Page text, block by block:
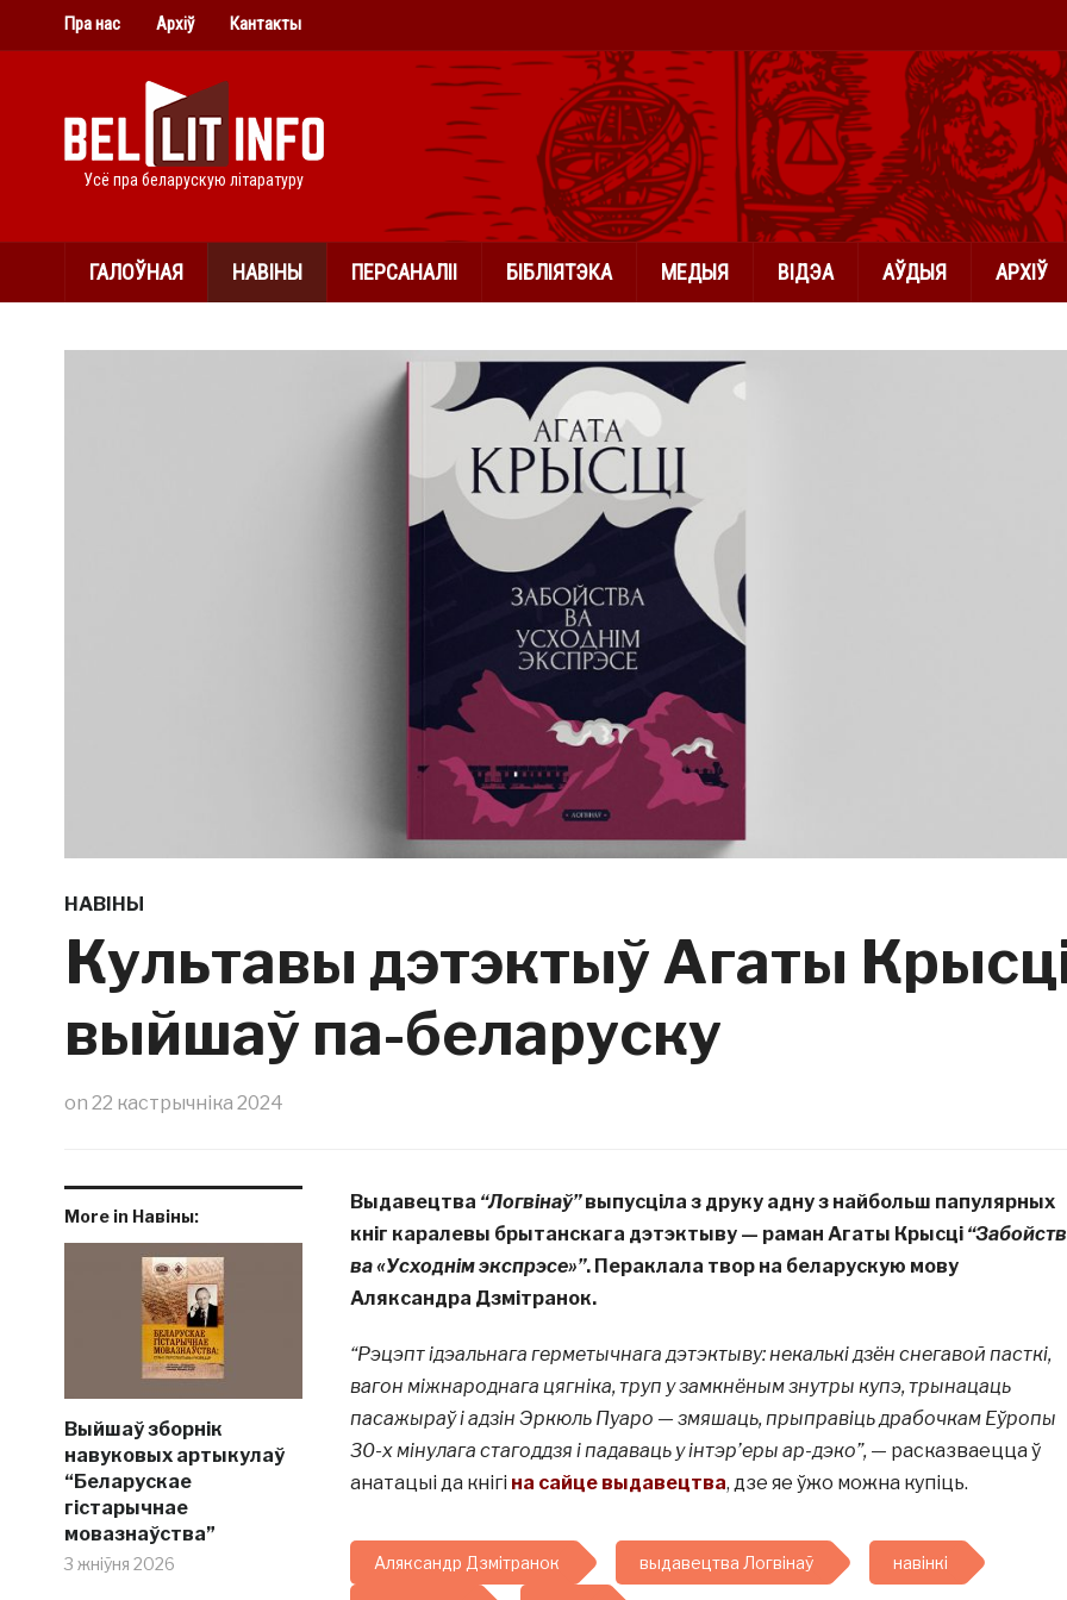
Пра нас Архіў Кантакты
Усё пра беларускую літаратуру
ГАЛОЎНАЯ НАВІНЫ ПЕРСАНАЛІІ БІБЛІЯТЭКА МЕДЫЯ ВІДЭА АЎДЫЯ АРХІЎ
НАВІНЫ
Культавы дэтэктыў Агаты
выйшаў па-беларуску
on 22 кастрычніка 2024
More in Навіны:
Выйшаў зборнік
навуковых артыкулаў
“Беларускае
гістарычнае
мовазнаўства”
3 жніўня 2026
Выдавецтва “Логвінаў”выпусціла з друку адну з найбольш папулярных
кніг каралевы брытанскага дэтэктыву — раман Агаты Крысці
ва «Усходнім экспрэсе»”. Пераклала твор на беларускую мову
Аляксандра Дзмітранок.
“Рэцэпт ідэальнага герметычнага дэтэктыву: некалькі дзён снегавой пасткі,
вагон міжнароднага цягніка, труп у замкнёным знутры купэ, трынацаць
пасажыраў і адзін Эркюль Пуаро — змяшаць, прыправіць драбочкам Еўропы
30-х мінулага стагоддзя і падаваць у інтэр’еры ар-дэко”, — расказваецца ў
анатацыі да кнігі на сайце выдавецтва, дзе яе ўжо можна купіць.
Аляксандр Дзмітранок выдавецтва Логвінаў навінкі